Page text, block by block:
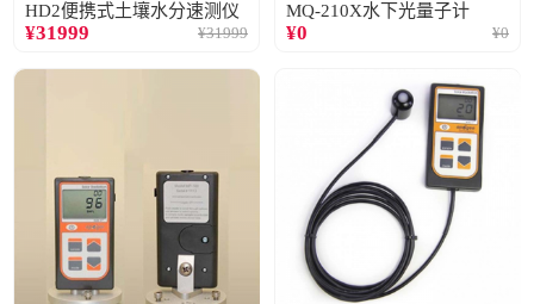
HD2便携式土壤水分速测仪
¥31999 ¥31999
MQ-210X水下光量子计
¥0 ¥0